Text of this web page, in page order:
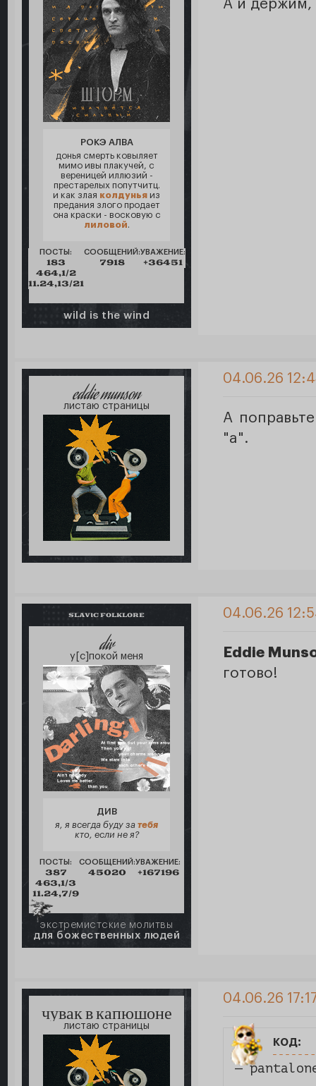
РОКЭ АЛВА
донья смерть ковыляет
мимо ивы плакучей, с
вереницей иллюзий -
престарелых попутчитц.
и как злая колдунья из
предания злого продает
она краски - восковую с
лиловой.
ПОСТЫ:
183
464,1/2
11.24,13/21
СООБЩЕНИЙ:
7918
УВАЖЕНИЕ:
+36451
wild is the wind
А и держим,
eddie munson
листаю страницы
04.06.26
А
"a".
SLAVIC FOLKLORE
div
у[с]покой меня
ДИВ
я, я всегда буду за тебя
кто, если не я?
ПОСТЫ:
387
463,1/3
11.24,7/9
СООБЩЕНИЙ:
45020
УВАЖЕНИЕ:
+167196
экстремистские молитвы
для божественных людей
04.06.26
Eddie
готово!
чувак в капюшоне
листаю страницы
04.06.26
код:
—